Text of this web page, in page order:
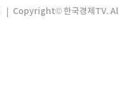
Copyright© 한국경제TV.